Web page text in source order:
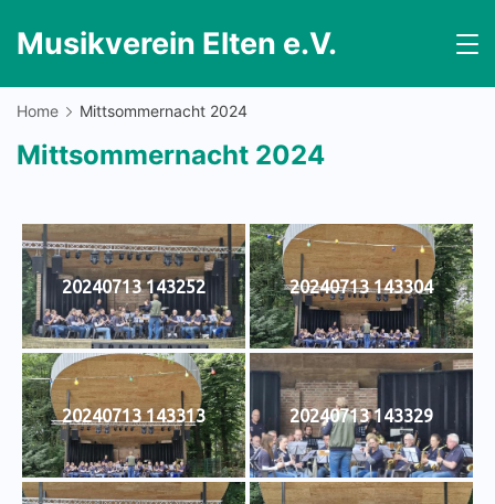
to
content
Musikverein Elten e.V.
Home Mittsommernacht 2024
Mittsommernacht 2024
20240713 143252 20240713 143304
20240713 143313 20240713 143329